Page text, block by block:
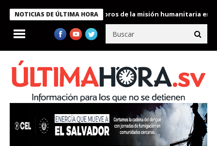
NOTICIAS DE ÚLTIMA HORA
Bukele condecora a miembros de la misión humanitaria enviada